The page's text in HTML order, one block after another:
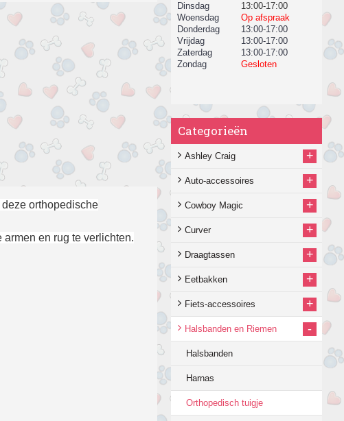
Dinsdag
13:00-17:00
Woensdag
Op afspraak
Donderdag
13:00-17:00
Vrijdag
13:00-17:00
Zaterdag
13:00-17:00
Zondag
Gesloten
Categorieën
Ashley Craig +
Auto-accessoires +
Cowboy Magic +
Curver +
Draagtassen +
Eetbakken +
Fiets-accessoires +
Halsbanden en Riemen -
Halsbanden
Harnas
Orthopedisch tuigje
orthopedische
en rug te verlichten.